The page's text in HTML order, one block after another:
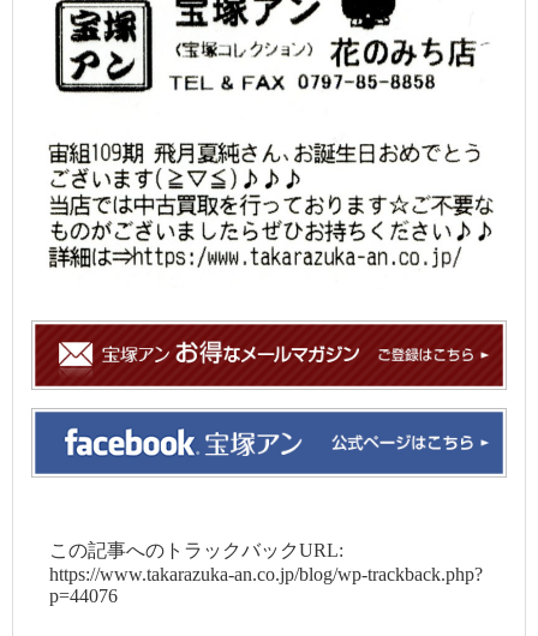
この記事へのトラックバックURL:
https://www.takarazuka-an.co.jp/blog/wp-trackback.php?
p=44076